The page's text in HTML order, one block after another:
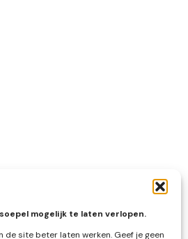
mogelijk te laten verlopen.
de site beter laten werken. Geef je geen